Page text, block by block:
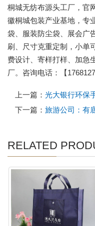
桐城无纺布源头工厂，官
徽桐城包装产业基地，专
袋、服装防尘袋、展会广
刷、尺寸克重定制，小单
费设计、寄样打样、加急
厂。咨询电话：【
上一篇： 光大银行环保
下一篇： 旅游公司：有
RELATED